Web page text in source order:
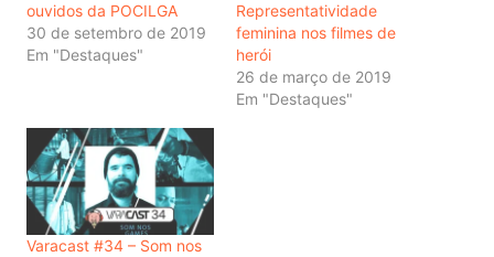
ouvidos da POCILGA
30 de setembro de 2019
Em "Destaques"
Representatividade
feminina nos filmes de
herói
26 de março de 2019
Em "Destaques"
Varacast #34 – Som nos